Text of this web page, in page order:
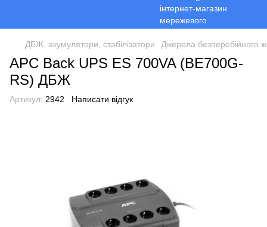
ДБЖ, акумулятори, стабілізатори Джерела безперебійного
APC Back UPS ES 700VA (BE700G-
RS) ДБЖ
Артикул: 2942 Написати відгук